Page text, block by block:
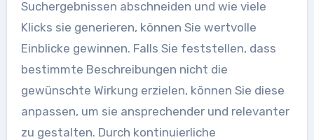
Suchergebnissen abschneiden und wie viele
Klicks sie generieren, können Sie wertvolle
Einblicke gewinnen. Falls Sie feststellen, dass
bestimmte Beschreibungen nicht die
gewünschte Wirkung erzielen, können Sie diese
anpassen, um sie ansprechender und relevanter
zu gestalten. Durch kontinuierliche